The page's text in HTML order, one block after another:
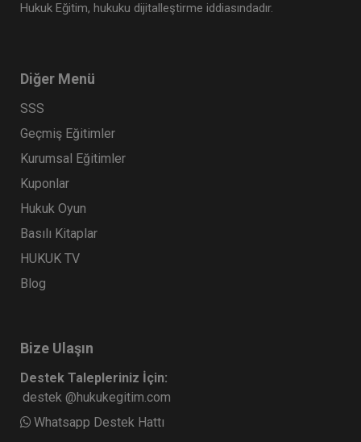
Hukuk Eğitim, hukuku dijitalleştirme iddiasındadır.
Diğer Menü
SSS
Geçmiş Eğitimler
Kurumsal Eğitimler
Kuponlar
Hukuk Oyun
Basılı Kitaplar
HUKUK TV
Blog
Bize Ulaşın
Destek Talepleriniz İçin:
destek @hukukegitim.com
Whatsapp Destek Hattı